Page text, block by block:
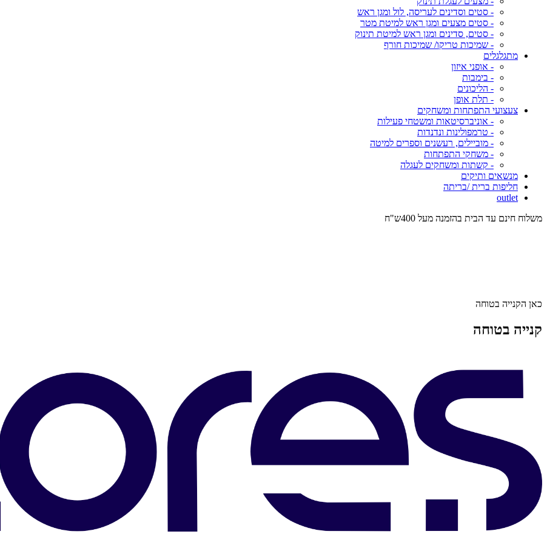
- סטים וסדינים לעריסה, לול ומגן ראש
- סטים מצעים ומגן ראש למיטת מטר
- סטים, סדינים ומגן ראש למיטת תינוק
- שמיכות טריקו/ שמיכות חורף
מתגלגלים
- אופני איזון
- בימבות
- הליכונים
- תלת אופן
צעצועי התפתחות ומשחקים
- אוניברסיטאות ומשטחי פעילות
- טרמפולינות ונדנדות
- מוביילים, רעשנים וספרים למיטה
- משחקי התפתחות
- קשתות ומשחקים לעגלה
מנשאים ותיקים
חליפות ברית /בריתה
outlet
משלוח חינם עד הבית בהזמנה מעל 400ש"ח
כאן הקנייה בטוחה
קנייה בטוחה